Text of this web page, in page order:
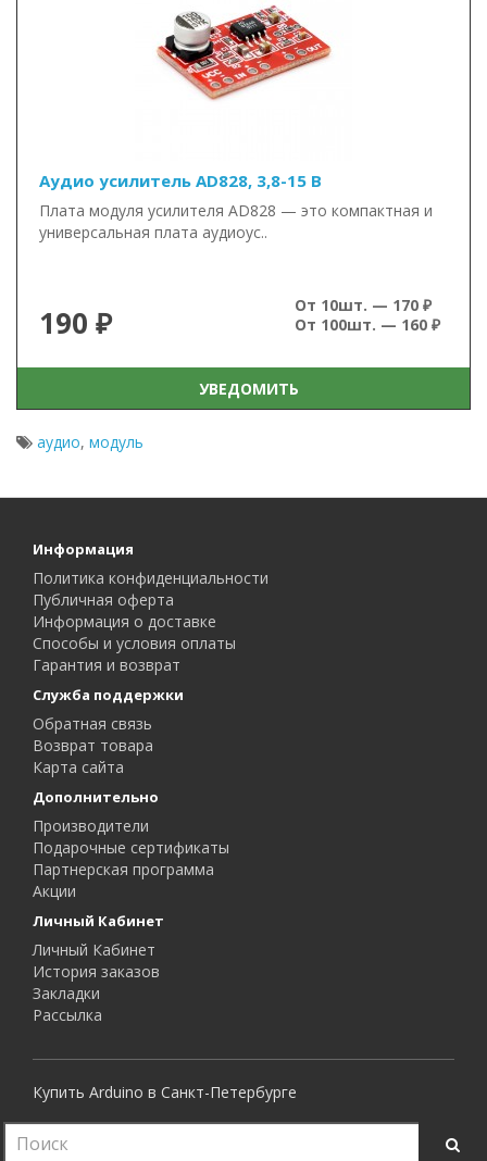
Аудио усилитель AD828, 3,8-15 В
Плата модуля усилителя AD828 — это компактная и
универсальная плата аудиоус..
190 ₽
От 10шт. — 170 ₽
От 100шт. — 160 ₽
УВЕДОМИТЬ
аудио, модуль
Информация
Политика конфиденциальности
Публичная оферта
Информация о доставке
Способы и условия оплаты
Гарантия и возврат
Служба поддержки
Обратная связь
Возврат товара
Карта сайта
Дополнительно
Производители
Подарочные сертификаты
Партнерская программа
Акции
Личный Кабинет
Личный Кабинет
История заказов
Закладки
Рассылка
Купить Arduino в Санкт-Петербурге
Все права защищены.
RoboShop © 2015 - 2026